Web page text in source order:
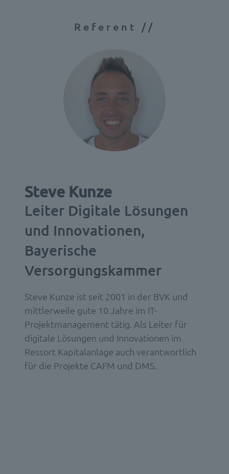
Referent //
Steve Kunze
Leiter Digitale Lösungen
und Innovationen,
Bayerische
Versorgungskammer
Steve Kunze ist seit 2001 in der BVK und
mittlerweile gute 10 Jahre im IT-
Projektmanagement tätig. Als Leiter für
digitale Lösungen und Innovationen im
Ressort Kapitalanlage auch verantwortlich
für die Projekte CAFM und DMS.